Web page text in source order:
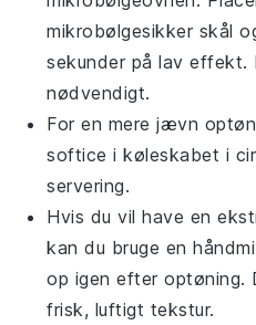
mikrobølgesikker skål
sekunder på lav effekt.
nødvendigt.
For en mere jævn
softice i køleskabet i
servering.
Hvis du vil have en
kan du bruge en
op igen efter optøning.
frisk, luftigt tekstur.